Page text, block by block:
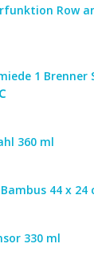
Row
110.00.
1 Brenner
360 ml
22.00.
44 x 24
23.00.
330 ml